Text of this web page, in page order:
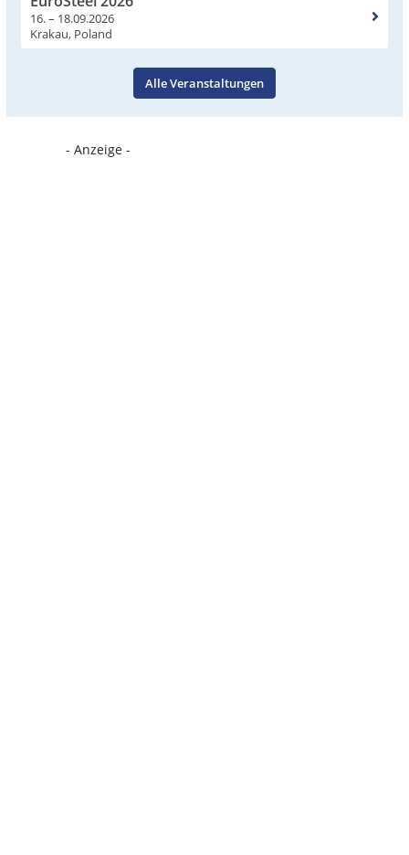
16. – 18.09.2026
Krakau, Poland
Alle Veranstaltungen
- Anzeige -